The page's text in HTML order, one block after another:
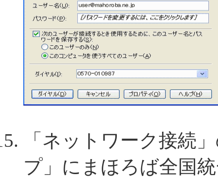
「ネットワーク接続
プ」にまほろば全国